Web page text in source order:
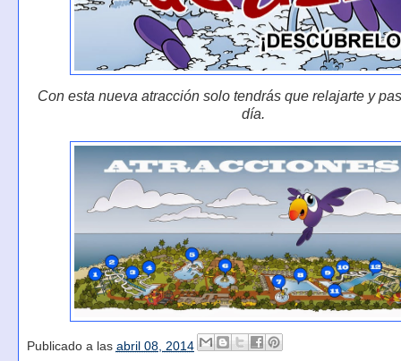
Con esta nueva atracción solo tendrás que relajarte y
día.
Publicado a las abril 08, 2014